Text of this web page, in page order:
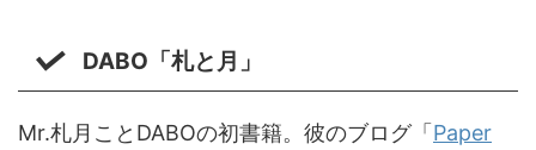
DABO「札と月」
Mr.札月ことDABOの初書籍。彼のブログ「 Paper